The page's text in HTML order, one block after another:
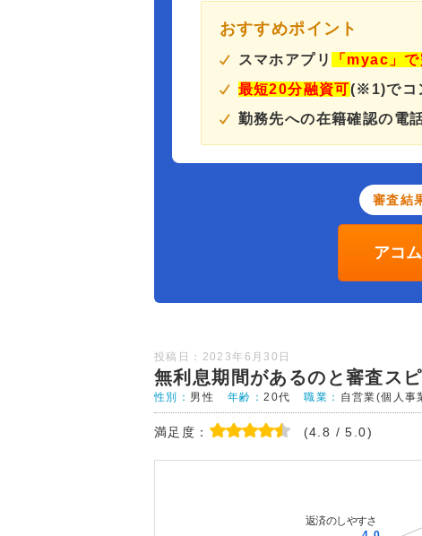
おすすめポイント
スマホアプリ
「myac」で
最短20分融資可(※1)でコ
勤務先への在籍確認の電
審査結
アコ
投稿日：2023年6月30日
無利息期間があるのと審査ス
性別： 男性 年齢：20代 職業： 自営業(個人事
満足度： (4.8 / 5.0)